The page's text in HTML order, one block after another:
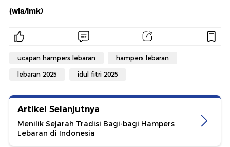
(wia/imk)
ucapan hampers lebaran hampers lebaran
lebaran 2025 idul fitri 2025
Artikel Selanjutnya
Menilik Sejarah Tradisi Bagi-bagi Hampers
Lebaran di Indonesia